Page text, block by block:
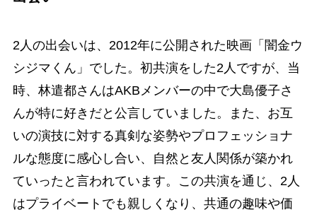
2人の出会いは、2012年に公開された映画「闇金ウ
シジマくん」でした。初共演をした2人ですが、当
時、林遣都さんはAKBメンバーの中で大島優子さ
んが特に好きだと公言していました。また、お互
いの演技に対する真剣な姿勢やプロフェッショナ
ルな態度に感心し合い、自然と友人関係が築かれ
ていったと言われています。この共演を通じ、2人
はプライベートでも親しくなり、共通の趣味や価